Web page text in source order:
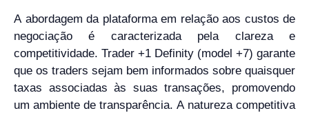
A abordagem da plataforma em relação aos custos de
negociação é caracterizada pela clareza e
competitividade. Trader +1 Definity (model +7) garante
que os traders sejam bem informados sobre quaisquer
taxas associadas às suas transações, promovendo
um ambiente de transparência. A natureza competitiva